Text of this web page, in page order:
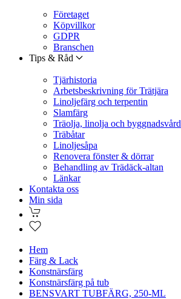
Företaget
Köpvillkor
GDPR
Branschen
Tips & Råd
Tjärhistoria
Arbetsbeskrivning för Trätjära
Linoljefärg och terpentin
Slamfärg
Träolja, linolja och byggnadsvård
Träbåtar
Linoljesåpa
Renovera fönster & dörrar
Behandling av Trädäck-altan
Länkar
Kontakta oss
Min sida
Hem
Färg & Lack
Konstnärsfärg
Konstnärsfärg på tub
BENSVART TUBFÄRG, 250-ML